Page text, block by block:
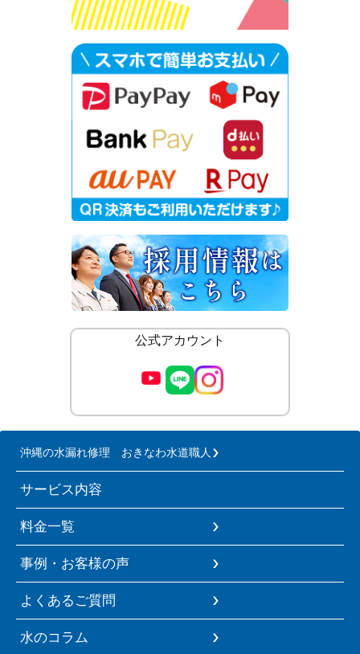
公式アカウント
沖縄の水漏れ修理 おきなわ水道職人
サービス内容
料金一覧
事例・お客様の声
よくあるご質問
水のコラム